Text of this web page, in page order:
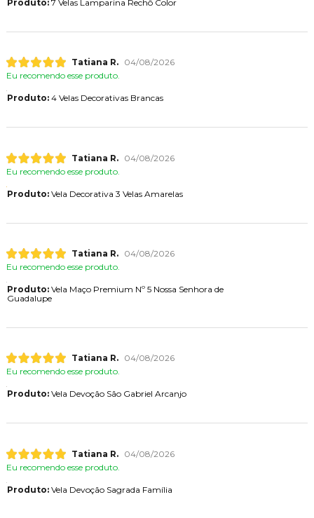
Produto:7 Velas Lamparina Rechô Color
Tatiana R.
04/08/2026
Eu recomendo esse produto.
Produto:4 Velas Decorativas Brancas
Tatiana R.
04/08/2026
Eu recomendo esse produto.
Produto:Vela Decorativa 3 Velas Amarelas
Tatiana R.
04/08/2026
Eu recomendo esse produto.
Produto:Vela Maço Premium Nº 5 Nossa Senhora de
Guadalupe
Tatiana R.
04/08/2026
Eu recomendo esse produto.
Produto:Vela Devoção São Gabriel Arcanjo
Tatiana R.
04/08/2026
Eu recomendo esse produto.
Produto:Vela Devoção Sagrada Família